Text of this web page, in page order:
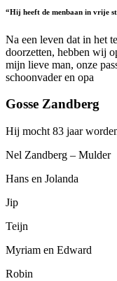
“Hij heeft de menbaan in vrije
Na een leven dat in het
doorzetten, hebben wij
mijn lieve man, onze
schoonvader en opa
Gosse Zandberg
Hij mocht 83 jaar
Nel Zandberg – Mulder
Hans en Jolanda
Jip
Teijn
Myriam en Edward
Robin